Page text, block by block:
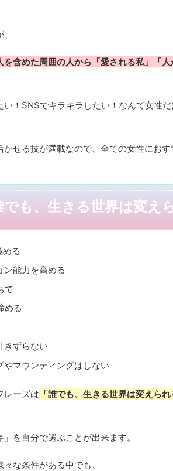
を含めた周囲の人から「愛される私」「
！SNSでキラキラしたい！なんて女性
せる技が満載なので、全ての女性にお
でも、生きる世界は変え
る
ン能力を高める
で
める
きずらない
マウンティングはしない
レーズは 「誰でも、生きる世界は変えられ
を自分で選ぶことが出来ます。
な条件がある中でも、